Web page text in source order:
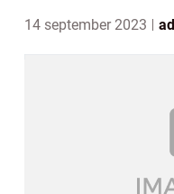
14 september 2023